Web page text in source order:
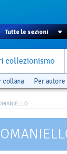
collezionismo
collana Per autore